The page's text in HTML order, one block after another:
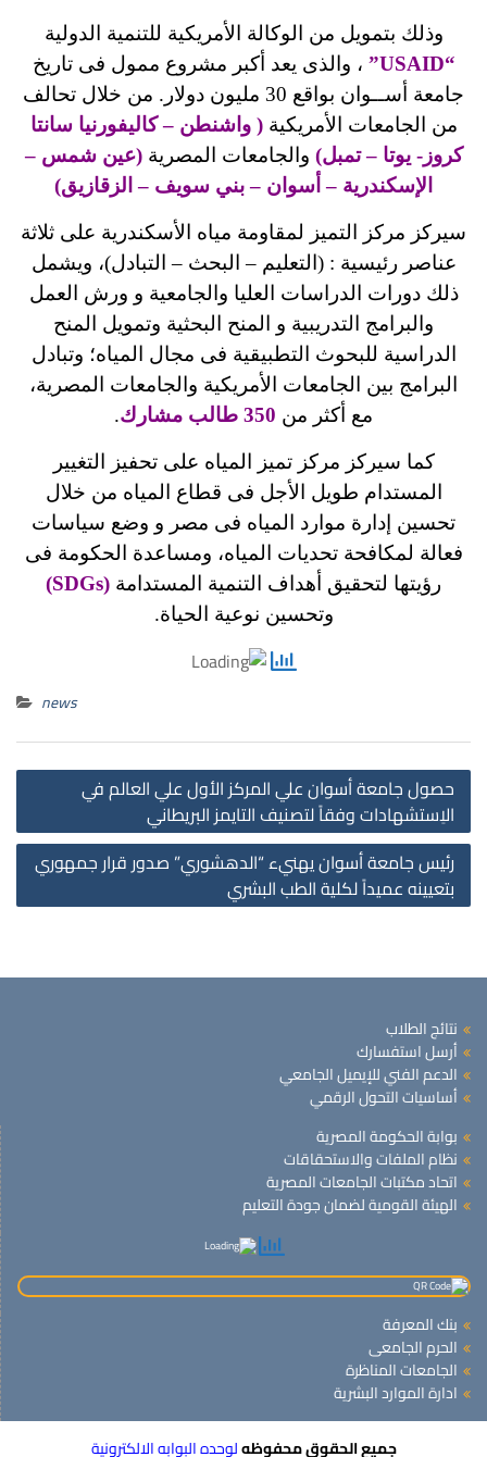
وذلك بتمويل من الوكالة الأمريكية للتنمية الدولية
“USAID”
، والذى يعد أكبر مشروع ممول فى تاريخ
جامعة أســوان بواقع 30 مليون دولار. من خلال تحالف
من الجامعات الأمريكية ( واشنطن – كاليفورنيا سانتا
كروز- يوتا – تمبل) والجامعات المصرية(عين شمس –
الإسكندرية – أسوان – بني سويف – الزقازيق)
سيركز مركز التميز لمقاومة مياه الأسكندرية على ثلاثة
عناصر رئيسية : (التعليم – البحث – التبادل)، ويشمل
ذلك دورات الدراسات العليا والجامعية و ورش العمل
والبرامج التدريبية و المنح البحثية وتمويل المنح
الدراسية للبحوث التطبيقية فى مجال المياه؛ وتبادل
البرامج بين الجامعات الأمريكية والجامعات المصرية،
مع أكثر من 350 طالب مشارك .
كما سيركز مركز تميز المياه على تحفيز التغيير
المستدام طويل الأجل فى قطاع المياه من خلال
تحسين إدارة موارد المياه فى مصر و وضع سياسات
فعالة لمكافحة تحديات المياه، ومساعدة الحكومة فى
رؤيتها لتحقيق أهداف التنمية المستدامة (SDGs)
وتحسين نوعية الحياة.
news
حصول جامعة أسوان علي المركز الأول علي العالم في
الاِستشهادات وفقاً لتصنيف التايمز البريطاني
رئيس جامعة أسوان يهنيء “الدهشوري” صدور قرار جمهوري
بتعيينه عميداً لكلية الطب البشري
نتائج الطلاب
أرسل استفسارك
الدعم الفني للإيميل الجامعي
أساسيات التحول الرقمي
بوابة الحكومة المصرية
نظام الملفات والاستحقاقات
اتحاد مكتبات الجامعات المصرية
الهيئة القومية لضمان جودة التعليم
بنك المعرفة
الحرم الجامعى
الجامعات المناظرة
ادارة الموارد البشرية
جميع الحقوق محفوظهلوحده البوابه الالكترونية